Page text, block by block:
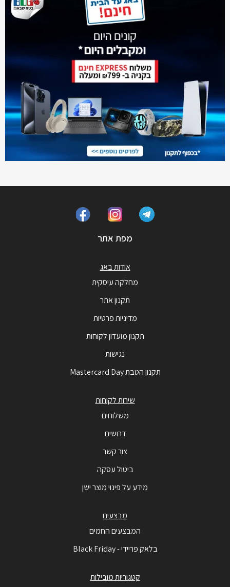
מפת אתר
אודות באג
מחלקה עיסקית
תקנון אתר
מדיניות פרטיות
תקנון מועדון לקוחות
נגישות
תקנון הטבת Mastercard Day
שירות לקוחות
משלוחים
דרושים
צור קשר
ביטול עסקה
מידע על פינוי מוצר ישן
מבצעים
המבצעים החמים
בלאק פריידי - Black Friday
קטגוריות מובילות